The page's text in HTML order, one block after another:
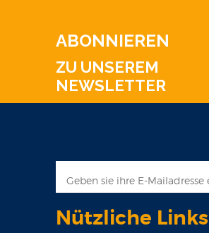
ABONNIEREN
ZU UNSEREM
NEWSLETTER
Nützliche Links